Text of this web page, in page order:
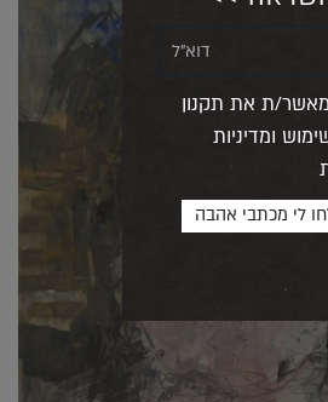
ת את תקנון
ומדיניות